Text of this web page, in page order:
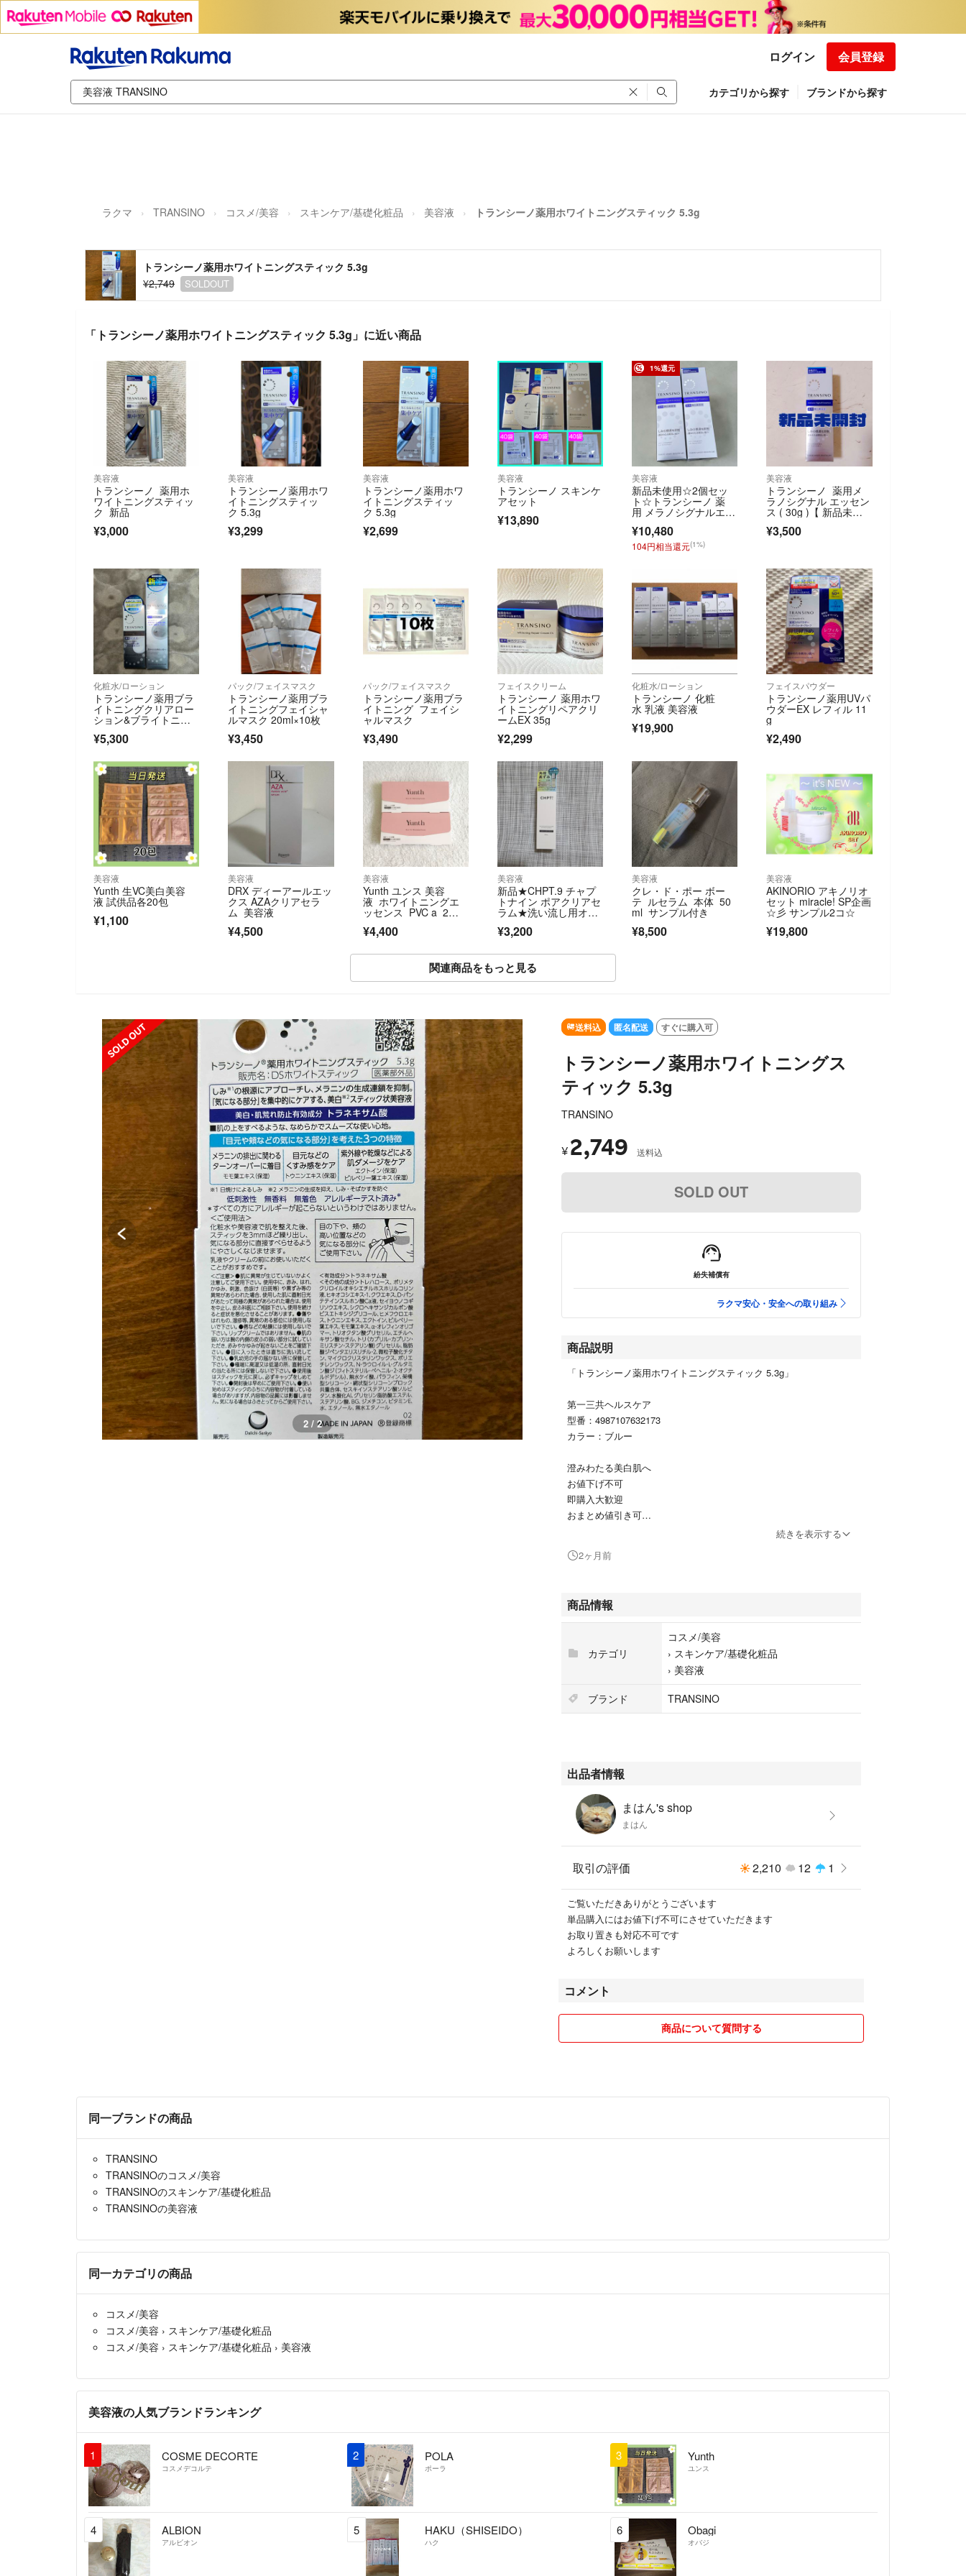
ログイン 会員登録
カテゴリから探す ブランドから探す
ラクマ TRANSINO コスメ/美容 スキンケア/基礎化粧品 美容液 トランシーノ薬用ホワイトニングスティック 5.3g
トランシーノ薬用ホワイトニングスティック 5.3g
¥2,749
SOLDOUT
「トランシーノ薬用ホワイトニングスティック 5.3g」に近い商品
美容液
トランシーノ 薬用ホ
ワイトニングスティッ
ク 新品
¥3,000
美容液
トランシーノ薬用ホワ
イトニングスティッ
ク 5.3g
¥3,299
美容液
トランシーノ薬用ホワ
イトニングスティッ
ク 5.3g
¥2,699
美容液
トランシーノ スキンケ
アセット
¥13,890
1%還元
美容液
新品未使用☆2個セッ
ト☆トランシーノ 薬
用 メラノシグナルエッ
センス 50g 美白 美容
液 肌荒れ防止 美肌 潤
い スキンケア
¥10,480
104円相当還元(1%)
美容液
トランシーノ 薬用メ
ラノシグナル エッセン
ス ( 30g )【 新品未開
封 】
¥3,500
化粧水/ローション
トランシーノ薬用ブラ
イトニングクリアロー
ション&ブライトニン
¥5,300
パック/フェイスマスク
トランシーノ薬用ブラ
イトニングフェイシャ
ルマスク 20ml×10枚
¥3,450
パック/フェイスマスク
トランシーノ薬用ブラ
イトニング フェイシ
ャルマスク
¥3,490
フェイスクリーム
トランシーノ 薬用ホワ
イトニングリペアクリ
ームEX 35g
¥2,299
化粧水/ローション
トランシーノ 化粧
水 乳液 美容液
¥19,900
フェイスパウダー
トランシーノ薬用UVパ
ウダーEX レフィル 11
g
¥2,490
美容液
Yunth 生VC美白美容
液 試供品各20包
¥1,100
美容液
DRX ディーアールエッ
クス AZAクリアセラ
ム 美容液
¥4,500
美容液
Yunth ユンス 美容
液 ホワイトニングエ
ッセンス PVC a 2
¥4,400
美容液
新品★CHPT.9 チャプ
トナイン ポアクリアセ
ラム★洗い流し用オイ
¥3,200
美容液
クレ・ド・ポー ボー
テ ルセラム 本体 50
ml サンプル付き
¥8,500
美容液
AKINORIO アキノリオ
セット miracle! SP企画
☆彡 サンプル2コ☆
¥19,800
関連商品をもっと見る
SOLD OUT
2 / 2
送料込 匿名配送 すぐに購入可
トランシーノ薬用ホワイトニングス
ティック 5.3g
TRANSINO
¥ 2,749 送料込
SOLD OUT
紛失補償有
ラクマ安心・安全への取り組み
商品説明
「トランシーノ薬用ホワイトニングスティック 5.3g」
第一三共ヘルスケア
型番：4987107632173
カラー：ブルー
澄みわたる美白肌へ
お値下げ不可
即購入大歓迎
おまとめ値引き可
#トランシーノ
続きを表示する
2ヶ月前
商品情報
カテゴリ
コスメ/美容
› スキンケア/基礎化粧品
› 美容液
ブランド
TRANSINO
出品者情報
まはん's shop
まはん
取引の評価 2,210 12 1
ご覧いただきありがとうございます
単品購入にはお値下げ不可にさせていただきます
お取り置きも対応不可です
よろしくお願いします
コメント
商品について質問する
同一ブランドの商品
TRANSINO
TRANSINOのコスメ/美容
TRANSINOのスキンケア/基礎化粧品
TRANSINOの美容液
同一カテゴリの商品
コスメ/美容
コスメ/美容 › スキンケア/基礎化粧品
コスメ/美容 › スキンケア/基礎化粧品 › 美容液
美容液の人気ブランドランキング
1 COSME DECORTE
コスメデコルテ
2 POLA
ポーラ
3 Yunth
ユンス
4 ALBION
アルビオン
5 HAKU（SHISEIDO）
ハク
6 Obagi
オバジ